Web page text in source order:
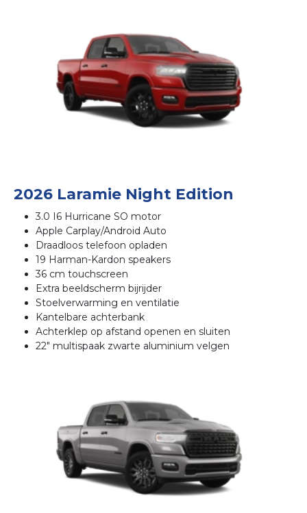
2026 Laramie Night Edition
3.0 I6 Hurricane SO motor
Apple Carplay/Android Auto
Draadloos telefoon opladen
19 Harman-Kardon speakers
36 cm touchscreen
Extra beeldscherm bijrijder
Stoelverwarming en ventilatie
Kantelbare achterbank
Achterklep op afstand openen en sluiten
22" multispaak zwarte aluminium velgen